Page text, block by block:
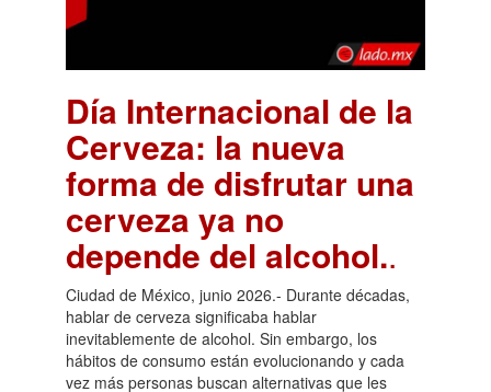
Día Internacional de la
Cerveza: la nueva
forma de disfrutar una
cerveza ya no
depende del alcohol..
Ciudad de México, junio 2026.- Durante décadas,
hablar de cerveza significaba hablar
inevitablemente de alcohol. Sin embargo, los
hábitos de consumo están evolucionando y cada
vez más personas buscan alternativas que les